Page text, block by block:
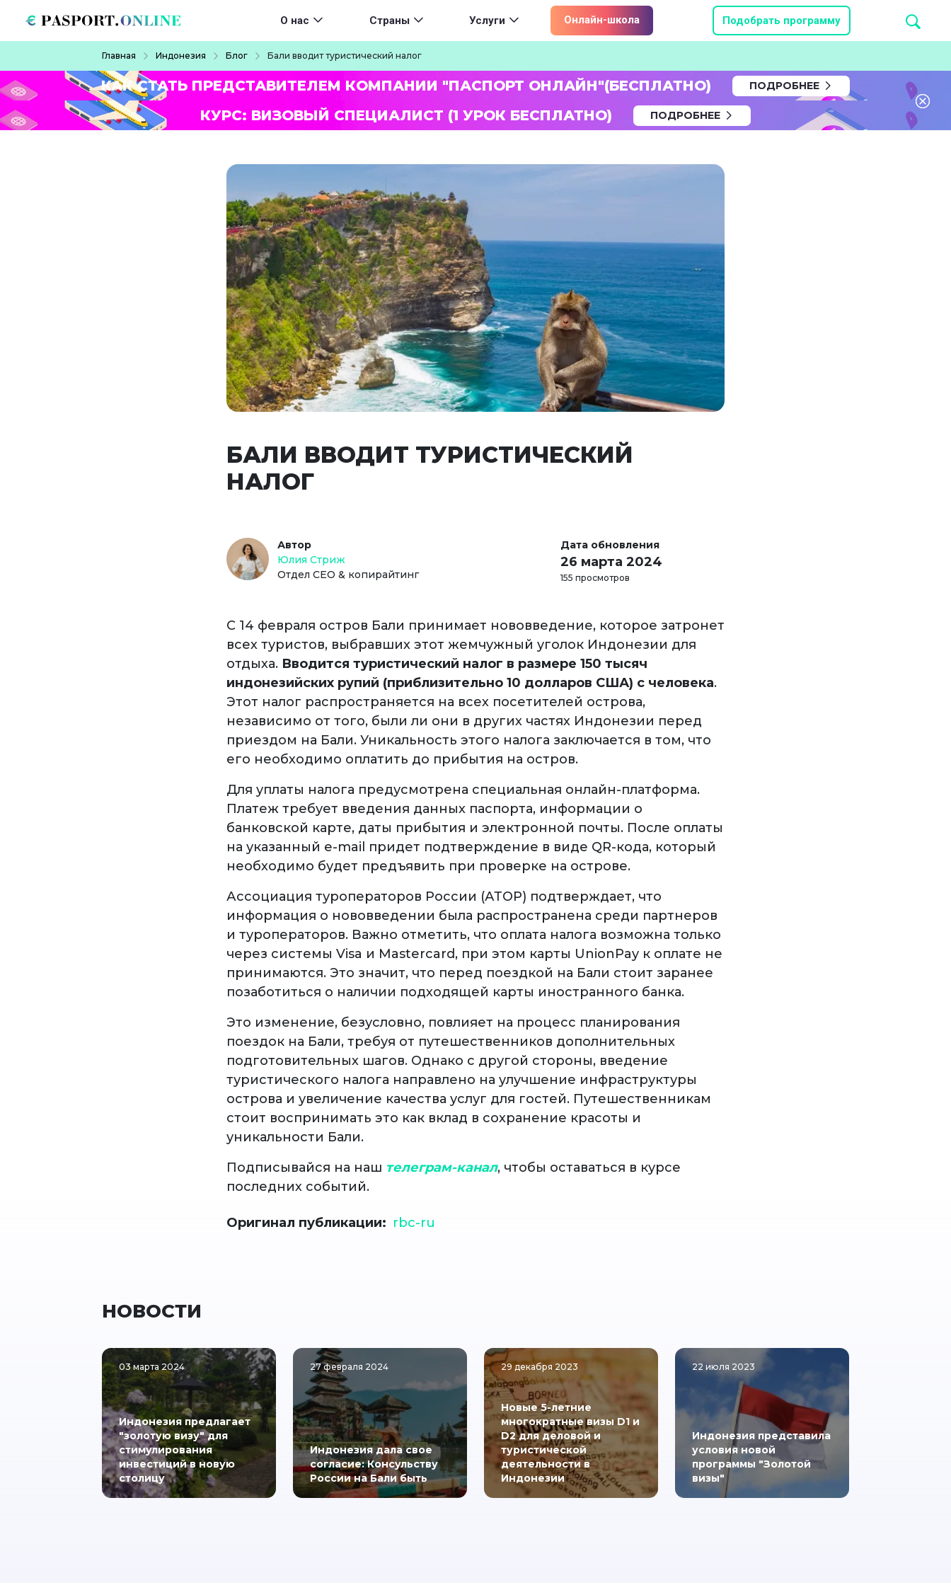
Main navigation
О нас Страны Услуги Онлайн-школа Подобрать программу
Главная Индонезия Блог Бали вводит туристический налог
КАК СТАТЬ ПРЕДСТАВИТЕЛЕМ КОМПАНИИ "ПАСПОРТ ОНЛАЙН"(БЕСПЛАТНО) ПОДРОБНЕЕ
КУРС: ВИЗОВЫЙ СПЕЦИАЛИСТ (1 УРОК БЕСПЛАТНО) ПОДРОБНЕЕ
БАЛИ ВВОДИТ ТУРИСТИЧЕСКИЙ
НАЛОГ
Автор
Юлия Стриж
Отдел СЕО & копирайтинг
Дата обновления
26 марта 2024
155 просмотров
С 14 февраля остров Бали принимает нововведение, которое затронет
всех туристов, выбравших этот жемчужный уголок Индонезии для
отдыха. Вводится туристический налог в размере 150 тысяч
индонезийских рупий (приблизительно 10 долларов США) с человека.
Этот налог распространяется на всех посетителей острова,
независимо от того, были ли они в других частях Индонезии перед
приездом на Бали. Уникальность этого налога заключается в том, что
его необходимо оплатить до прибытия на остров.
Для уплаты налога предусмотрена специальная онлайн-платформа.
Платеж требует введения данных паспорта, информации о
банковской карте, даты прибытия и электронной почты. После оплаты
на указанный e-mail придет подтверждение в виде QR-кода, который
необходимо будет предъявить при проверке на острове.
Ассоциация туроператоров России (АТОР) подтверждает, что
информация о нововведении была распространена среди партнеров
и туроператоров. Важно отметить, что оплата налога возможна только
через системы Visa и Mastercard, при этом карты UnionPay к оплате не
принимаются. Это значит, что перед поездкой на Бали стоит заранее
позаботиться о наличии подходящей карты иностранного банка.
Это изменение, безусловно, повлияет на процесс планирования
поездок на Бали, требуя от путешественников дополнительных
подготовительных шагов. Однако с другой стороны, введение
туристического налога направлено на улучшение инфраструктуры
острова и увеличение качества услуг для гостей. Путешественникам
стоит воспринимать это как вклад в сохранение красоты и
уникальности Бали.
Подписывайся на наш телеграм-канал, чтобы оставаться в курсе
последних событий.
Оригинал публикации rbc-ru
НОВОСТИ
03 марта 2024
Индонезия предлагает
"золотую визу" для
стимулирования
инвестиций в новую
столицу
27 февраля 2024
Индонезия дала свое
согласие: Консульству
России на Бали быть
29 декабря 2023
Новые 5-летние
многократные визы D1 и
D2 для деловой и
туристической
деятельности в
Индонезии
22 июля 2023
Индонезия представила
условия новой
программы "Золотой
визы"